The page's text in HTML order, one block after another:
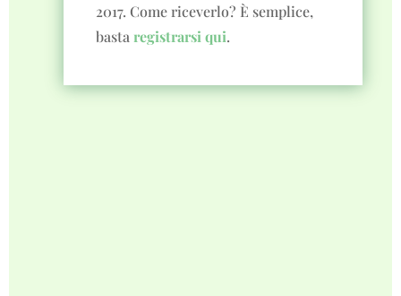
2017. Come riceverlo? È semplice,
basta registrarsi qui.